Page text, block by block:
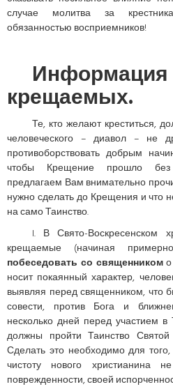
случае молитва за
обязанностью восприемников!
Информация
крещаемых.
Те, кто желают креститься,
человеческого – диавол – не
противоборствовать добрым
чтобы Крещение прошло без
предлагаем Вам внимательно
нужно сделать до Крещения и что
на само Таинство.
I. В Свято-Воскресенском
крещаемые (начиная
побеседовать со священником
носит покаянный характер,
выявляя перед священником, что
совести, против Бога и
несколько дней перед участием
должны пройти Таинство
Сделать это необходимо для
чистоту нового христианина
поврежденности, своей